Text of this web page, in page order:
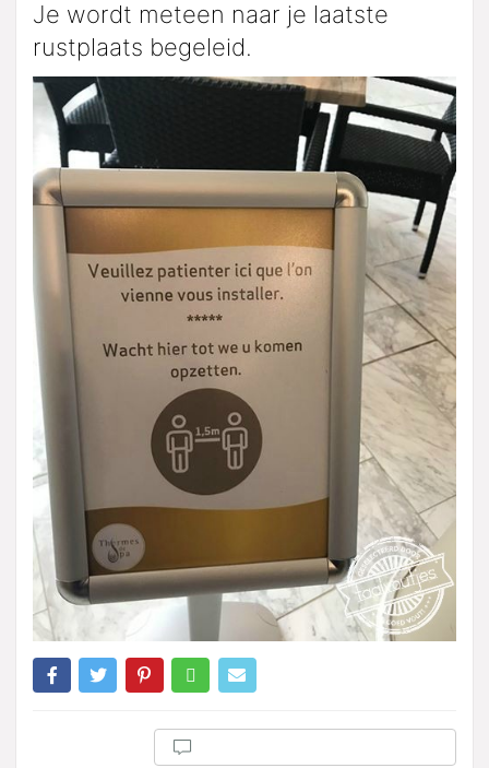
Je wordt meteen naar je laatste
rustplaats begeleid.